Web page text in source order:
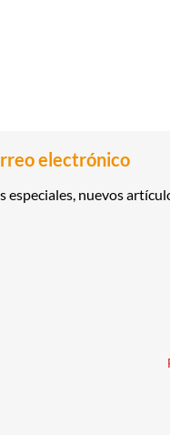
electrónico
especiales, nuevos